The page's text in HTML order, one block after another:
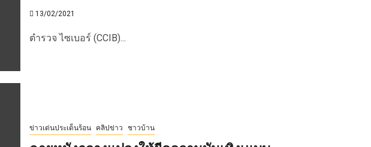
13/02/2021
ตำรวจ ไซเบอร์ (CCIB)...
ข่าวเด่นประเด็นร้อน คลิปข่าว ชาวบ้าน